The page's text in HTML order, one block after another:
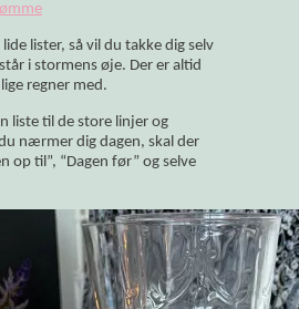
lister, så vil du takke dig selv
i stormens øje. Der er altid
regner med.
liste til de store linjer og
nærmer dig dagen, skal der
op til”, “Dagen før” og selve